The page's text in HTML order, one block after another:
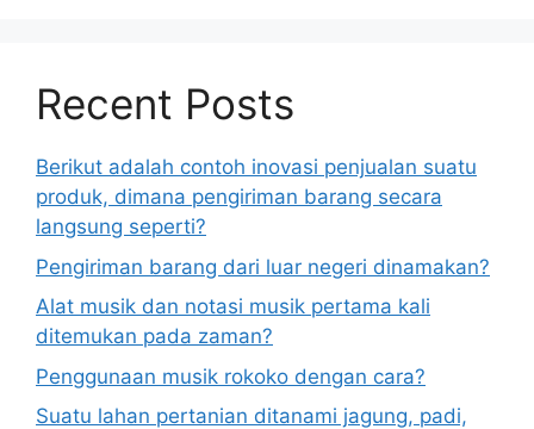
Recent Posts
Berikut adalah contoh inovasi penjualan suatu
produk, dimana pengiriman barang secara
langsung seperti?
Pengiriman barang dari luar negeri dinamakan?
Alat musik dan notasi musik pertama kali
ditemukan pada zaman?
Penggunaan musik rokoko dengan cara?
Suatu lahan pertanian ditanami jagung, padi,